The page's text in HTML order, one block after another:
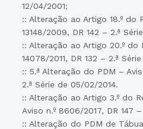
12/04/2001;
:: Alteração ao Artigo 18.º do
13148/2009, DR 142 – 2.ª
:: Alteração ao Artigo 20.º do
14078/2011, DR 132 – 2.ª
:: 5.ª Alteração do PDM –
2.ª Série de 05/02/2014.
:: Alteração ao Artigo 3.º do
Aviso n.º 8606/2017, DR 147
:: Alteração do PDM de